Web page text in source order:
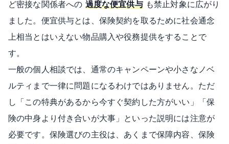
ど密接な関係者への 過度な便宜供与も禁止対象に広がり
ました。便宜供与とは、保険契約を取るために社会通念
上相当とはいえない物品購入や役務提供をすることで
す。
一般の個人相談では、通常のキャンペーンや小さなノベ
ルティまで一律に問題になるわけではありません。ただ
し「この特典があるから今すぐ契約した方がいい」「保
険の中身より付き合いが大事」といった説明には注意が
必要です。保険選びの主役は、あくまで保障内容、保険